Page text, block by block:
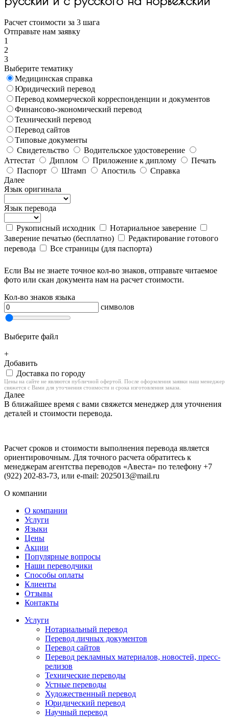
Расчет стоимости за 3 шага
Отправьте нам заявку
1
2
3
Выберите тематику
Медицинская справка
Юридический перевод
Перевод коммерческой корреспонденции и документов
Финансово-экономический перевод
Технический перевод
Перевод сайтов
Типовые документы
Свидетельство
Водительское удостоверение
Аттестат
Диплом Приложение к диплому
Печать
Паспорт
Штамп Апостиль
Справка
Далее
Язык оригинала
Язык перевода
Рукописный исходник
Нотариальное заверение
Заверение печатью (бесплатно)
Редактирование готового
перевода
Все страницы (для паспорта)
Если Вы не знаете точное кол-во знаков, отправьте читаемое
фото или скан документа нам на расчет стоимости.
Кол-во знаков языка
символов
Выберите файл
+
Добавить
Доставка по городу
Цены на сайте не являются публичной офертой. После оформления заявки наш менеджер
свяжется с Вами для уточнения стоимости и срока изготовления заказа.
Далее
В ближайшее время с вами свяжется менеджер для уточнения
деталей и стоимости перевода.
Расчет сроков и стоимости выполнения перевода является
ориентировочным. Для точного расчета обратитесь к
менеджерам агентства переводов «Авеста» по телефону +7
(922) 202-83-73, или e-mail: 2025013@mail.ru
О компании
О компании
Услуги
Языки
Цены
Акции
Популярные вопросы
Наши переводчики
Способы оплаты
Клиенты
Отзывы
Контакты
Услуги
Нотариальный перевод
Перевод личных документов
Перевод сайтов
Перевод рекламных материалов, новостей, пресс-
релизов
Технические переводы
Устные переводы
Художественный перевод
Юридический перевод
Научный перевод